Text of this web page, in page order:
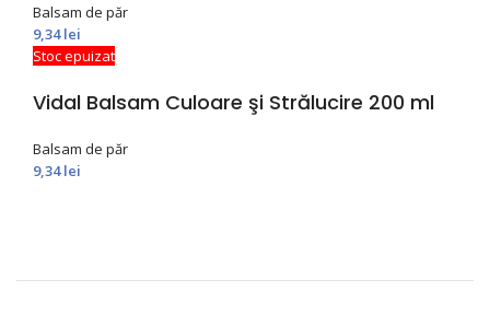
Balsam de păr
9,34lei
Stoc epuizat
Vidal Balsam Culoare şi Strălucire 200 ml
Balsam de păr
9,34lei